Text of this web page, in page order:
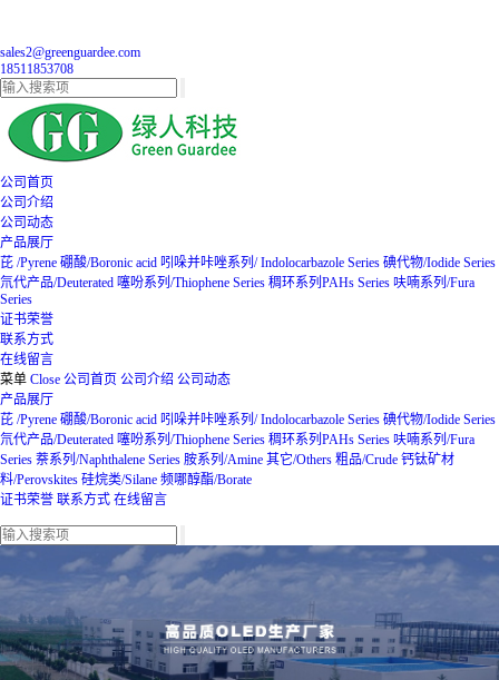
sales2@greenguardee.com
18511853708
公司首页
公司介绍
公司动态
产品展厅
芘 /Pyrene 硼酸/Boronic acid 吲哚并咔唑系列/ Indolocarbazole Series 碘代物/Iodide Series
氘代产品/Deuterated 噻吩系列/Thiophene Series 稠环系列PAHs Series 呋喃系列/Fura
Series
证书荣誉
联系方式
在线留言
菜单 Close 公司首页 公司介绍 公司动态
产品展厅
芘 /Pyrene 硼酸/Boronic acid 吲哚并咔唑系列/ Indolocarbazole Series 碘代物/Iodide Series
氘代产品/Deuterated 噻吩系列/Thiophene Series 稠环系列PAHs Series 呋喃系列/Fura
Series 萘系列/Naphthalene Series 胺系列/Amine 其它/Others 粗品/Crude 钙钛矿材
料/Perovskites 硅烷类/Silane 频哪醇酯/Borate
证书荣誉 联系方式 在线留言